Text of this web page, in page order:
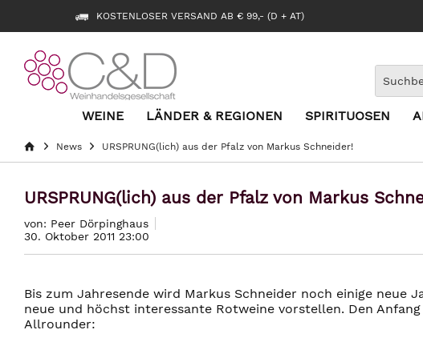
KOSTENLOSER VERSAND AB € 99,- (D + AT)
WEINE LÄNDER & REGIONEN SPIRITUOSEN
News URSPRUNG(lich) aus der Pfalz von Markus Schneider!
URSPRUNG(lich) aus der Pfalz von Markus
von: Peer Dörpinghaus
30. Oktober 2011 23:00
Bis zum Jahresende wird Markus Schneider noch einige neue
neue und höchst interessante Rotweine vorstellen. Den
Allrounder: